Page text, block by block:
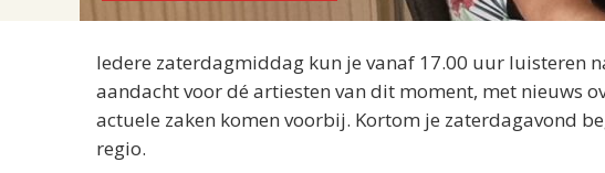
Iedere zaterdagmiddag kun je vanaf 17.00 uur luisteren
aandacht voor dé artiesten van dit moment, met nieuws
actuele zaken komen voorbij. Kortom je zaterdagavond
regio.